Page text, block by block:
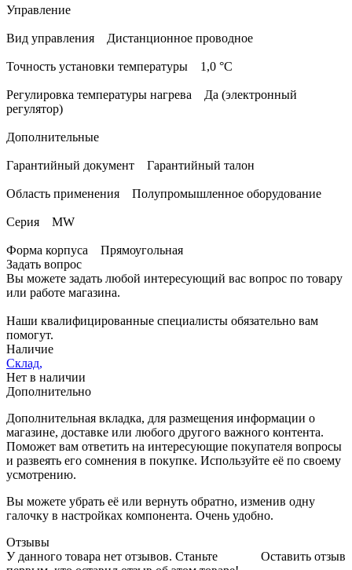
Управление
Вид управления Дистанционное проводное
Точность установки температуры 1,0 °С
Регулировка температуры нагрева Да (электронный
регулятор)
Дополнительные
Гарантийный документ Гарантийный талон
Область применения Полупромышленное оборудование
Серия MW
Форма корпуса Прямоугольная
Задать вопрос
Вы можете задать любой интересующий вас вопрос по товару
или работе магазина.
Наши квалифицированные специалисты обязательно вам
помогут.
Наличие
Склад,
Нет в наличии
Дополнительно
Дополнительная вкладка, для размещения информации о
магазине, доставке или любого другого важного контента.
Поможет вам ответить на интересующие покупателя вопросы
и развеять его сомнения в покупке. Используйте её по своему
усмотрению.
Вы можете убрать её или вернуть обратно, изменив одну
галочку в настройках компонента. Очень удобно.
Отзывы
Оставить отзыв
У данного товара нет отзывов. Станьте